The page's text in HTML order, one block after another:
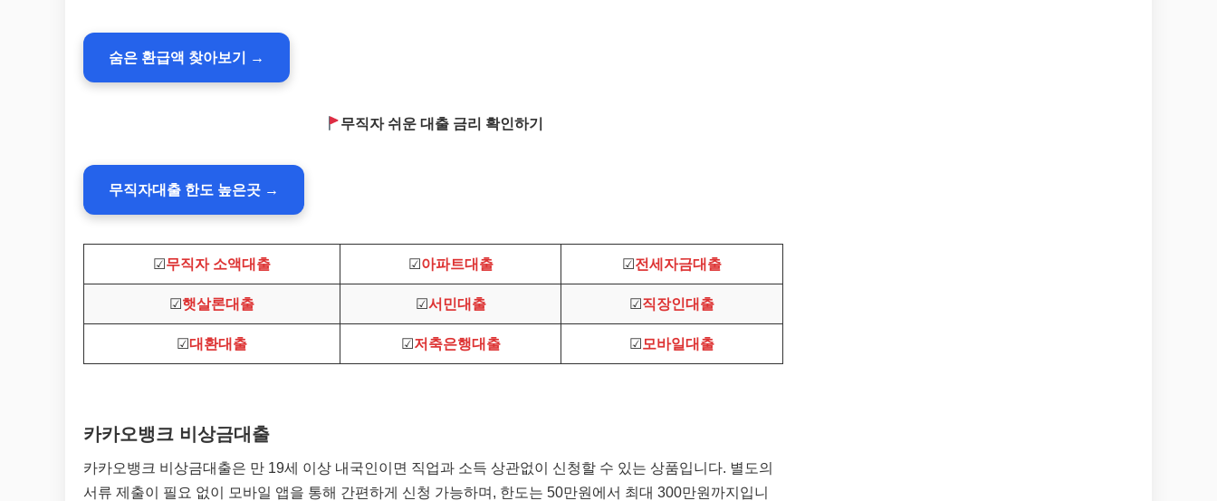
숨은 환급액 찾아보기 →
무직자 쉬운 대출 금리 확인하기
무직자대출 한도 높은곳 →
☑무직자 소액대출 ☑아파트대출 ☑전세자금대출
☑햇살론대출 ☑서민대출 ☑직장인대출
☑대환대출 ☑저축은행대출 ☑모바일대출
카카오뱅크 비상금대출
카카오뱅크 비상금대출은 만 19세 이상 내국인이면 직업과 소득 상관없이 신청할 수 있는 상품입니다. 별도의
서류 제출이 필요 없이 모바일 앱을 통해 간편하게 신청 가능하며, 한도는 50만원에서 최대 300만원까지입니